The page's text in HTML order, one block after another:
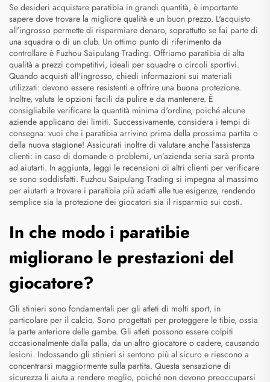
Se desideri acquistare paratibia in grandi quantità, è importante
sapere dove trovare la migliore qualità e un buon prezzo. L'acquisto
all'ingrosso permette di risparmiare denaro, soprattutto se fai parte di
una squadra o di un club. Un ottimo punto di riferimento da
controllare è Fuzhou Saipulang Trading. Offriamo paratibia di alta
qualità a prezzi competitivi, ideali per squadre o circoli sportivi.
Quando acquisti all'ingrosso, chiedi informazioni sui materiali
utilizzati: devono essere resistenti e offrire una buona protezione.
Inoltre, valuta le opzioni facili da pulire e da mantenere. È
consigliabile verificare la quantità minima d'ordine, poiché alcune
aziende applicano dei limiti. Successivamente, considera i tempi di
consegna: vuoi che i paratibia arrivino prima della prossima partita o
della nuova stagione! Assicurati inoltre di valutare anche l’assistenza
clienti: in caso di domande o problemi, un’azienda seria sarà pronta
ad aiutarti. In aggiunta, leggi le recensioni di altri clienti per verificare
se sono soddisfatti. Fuzhou Saipulang Trading si impegna al massimo
per aiutarti a trovare i paratibia più adatti alle tue esigenze, rendendo
semplice sia la protezione dei giocatori sia il risparmio sui costi.
In che modo i paratibie
migliorano le prestazioni del
giocatore?
Gli stinieri sono fondamentali per gli atleti di molti sport, in
particolare per il calcio. Sono progettati per proteggere le tibie, ossia
la parte anteriore delle gambe. Gli atleti possono essere colpiti
occasionalmente dalla palla, da un altro giocatore o cadere, causando
lesioni. Indossando gli stinieri si sentono più al sicuro e riescono a
concentrarsi maggiormente sulla partita. Questa sensazione di
sicurezza li aiuta a rendere meglio, poiché non devono preoccuparsi